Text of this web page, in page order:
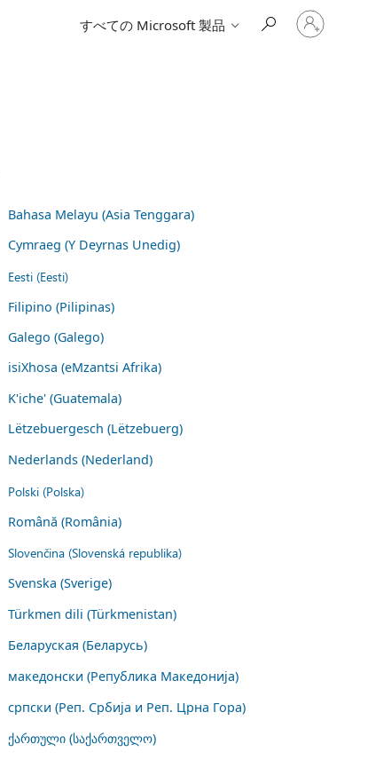
すべての Microsoft 製品
ア
カ
Bahasa Melayu (Asia Tenggara)
Cymraeg (Y Deyrnas Unedig)
Eesti (Eesti)
Filipino (Pilipinas)
Galego (Galego)
isiXhosa (eMzantsi Afrika)
K'iche' (Guatemala)
Lëtzebuergesch (Lëtzebuerg)
Nederlands (Nederland)
Polski (Polska)
Română (România)
Slovenčina (Slovenská republika)
Svenska (Sverige)
Türkmen dili (Türkmenistan)
Беларуская (Беларусь)
македонски (Република Македонија)
српски (Реп. Србија и Реп. Црна Гора)
ქართული (საქართველო)